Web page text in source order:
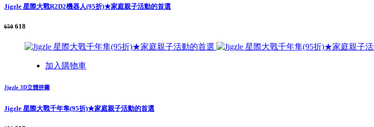
Jigzle 星際大戰R2D2機器人(95折)★家庭親子活動的首選
650 618
加入購物車
Jigzle 3D立體拼圖
Jigzle 星際大戰千年隼(95折)★家庭親子活動的首選